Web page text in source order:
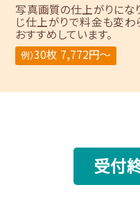
写真画質の仕上がりにな
じ仕上がりで料金も変わ
おすすめしています。
例）30枚 7,772円～
受付